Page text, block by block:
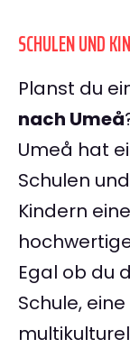
SCHULEN UND
Planst du
nach Umeå
Umeå hat
Schulen
Kindern
Egal ob du
Schule,